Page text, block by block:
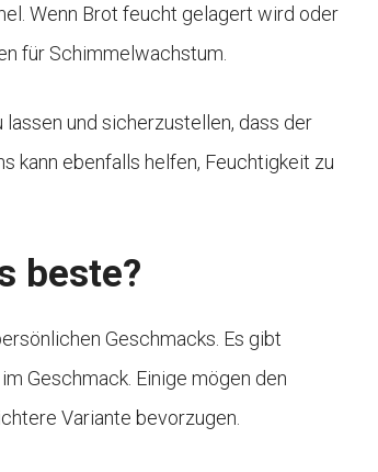
Wenn Brot feucht gelagert wird oder
für Schimmelwachstum.
und sicherzustellen, dass der
kann ebenfalls helfen, Feuchtigkeit zu
beste?
Geschmacks. Es gibt
Geschmack. Einige mögen den
Variante bevorzugen.